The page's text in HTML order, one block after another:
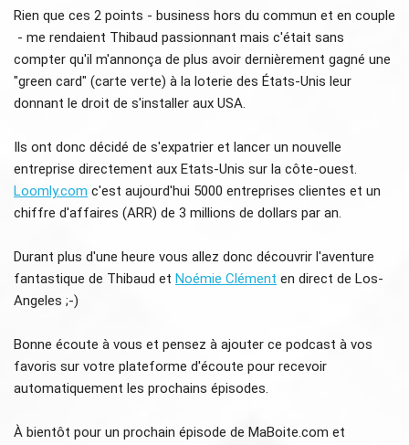
Rien que ces 2 points - business hors du commun et en couple
- me rendaient Thibaud passionnant mais c'était sans
compter qu'il m'annonça de plus avoir dernièrement gagné une
"green card" (carte verte) à la loterie des États-Unis leur
donnant le droit de s'installer aux USA.
Ils ont donc décidé de s'expatrier et lancer un nouvelle
entreprise directement aux Etats-Unis sur la côte-ouest.
Loomly.com c'est aujourd'hui 5000 entreprises clientes et un
chiffre d'affaires (ARR) de 3 millions de dollars par an.
Durant plus d'une heure vous allez donc découvrir l'aventure
fantastique de Thibaud et Noémie Clément en direct de Los-
Angeles ;-)
Bonne écoute à vous et pensez à ajouter ce podcast à vos
favoris sur votre plateforme d'écoute pour recevoir
automatiquement les prochains épisodes.
À bientôt pour un prochain épisode de MaBoite.com et